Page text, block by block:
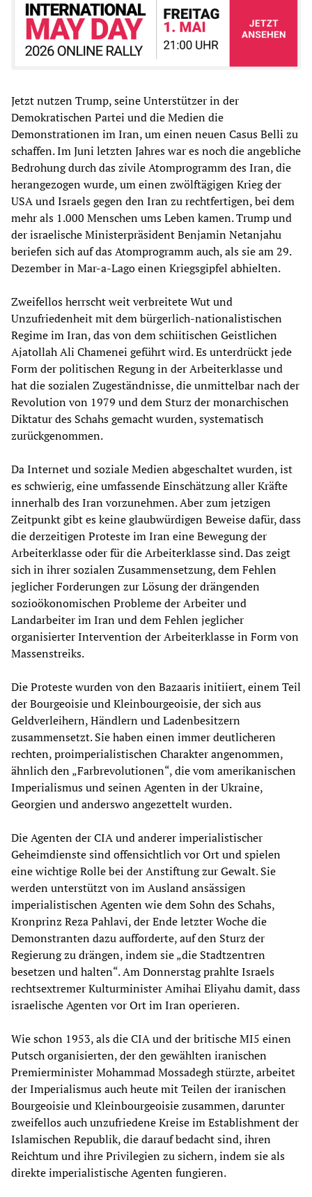
Jetzt nutzen Trump, seine Unterstützer in der
Demokratischen Partei und die Medien die
Demonstrationen im Iran, um einen neuen Casus Belli zu
schaffen. Im Juni letzten Jahres war es noch die angebliche
Bedrohung durch das zivile Atomprogramm des Iran, die
herangezogen wurde, um einen zwölftägigen Krieg der
USA und Israels gegen den Iran zu rechtfertigen, bei dem
mehr als 1.000 Menschen ums Leben kamen. Trump und
der israelische Ministerpräsident Benjamin Netanjahu
beriefen sich auf das Atomprogramm auch, als sie am 29.
Dezember in Mar-a-Lago einen Kriegsgipfel abhielten.
Zweifellos herrscht weit verbreitete Wut und
Unzufriedenheit mit dem bürgerlich-nationalistischen
Regime im Iran, das von dem schiitischen Geistlichen
Ajatollah Ali Chamenei geführt wird. Es unterdrückt jede
Form der politischen Regung in der Arbeiterklasse und
hat die sozialen Zugeständnisse, die unmittelbar nach der
Revolution von 1979 und dem Sturz der monarchischen
Diktatur des Schahs gemacht wurden, systematisch
zurückgenommen.
Da Internet und soziale Medien abgeschaltet wurden, ist
es schwierig, eine umfassende Einschätzung aller Kräfte
innerhalb des Iran vorzunehmen. Aber zum jetzigen
Zeitpunkt gibt es keine glaubwürdigen Beweise dafür, dass
die derzeitigen Proteste im Iran eine Bewegung der
Arbeiterklasse oder für die Arbeiterklasse sind. Das zeigt
sich in ihrer sozialen Zusammensetzung, dem Fehlen
jeglicher Forderungen zur Lösung der drängenden
sozioökonomischen Probleme der Arbeiter und
Landarbeiter im Iran und dem Fehlen jeglicher
organisierter Intervention der Arbeiterklasse in Form von
Massenstreiks.
Die Proteste wurden von den Bazaaris initiiert, einem Teil
der Bourgeoisie und Kleinbourgeoisie, der sich aus
Geldverleihern, Händlern und Ladenbesitzern
zusammensetzt. Sie haben einen immer deutlicheren
rechten, proimperialistischen Charakter angenommen,
ähnlich den „Farbrevolutionen“, die vom amerikanischen
Imperialismus und seinen Agenten in der Ukraine,
Georgien und anderswo angezettelt wurden.
Die Agenten der CIA und anderer imperialistischer
Geheimdienste sind offensichtlich vor Ort und spielen
eine wichtige Rolle bei der Anstiftung zur Gewalt. Sie
werden unterstützt von im Ausland ansässigen
imperialistischen Agenten wie dem Sohn des Schahs,
Kronprinz Reza Pahlavi, der Ende letzter Woche die
Demonstranten dazu aufforderte, auf den Sturz der
Regierung zu drängen, indem sie „die Stadtzentren
besetzen und halten“. Am Donnerstag prahlte Israels
rechtsextremer Kulturminister Amihai Eliyahu damit, dass
israelische Agenten vor Ort im Iran operieren.
Wie schon 1953, als die CIA und der britische MI5 einen
Putsch organisierten, der den gewählten iranischen
Premierminister Mohammad Mossadegh stürzte, arbeitet
der Imperialismus auch heute mit Teilen der iranischen
Bourgeoisie und Kleinbourgeoisie zusammen, darunter
zweifellos auch unzufriedene Kreise im Establishment der
Islamischen Republik, die darauf bedacht sind, ihren
Reichtum und ihre Privilegien zu sichern, indem sie als
direkte imperialistische Agenten fungieren.